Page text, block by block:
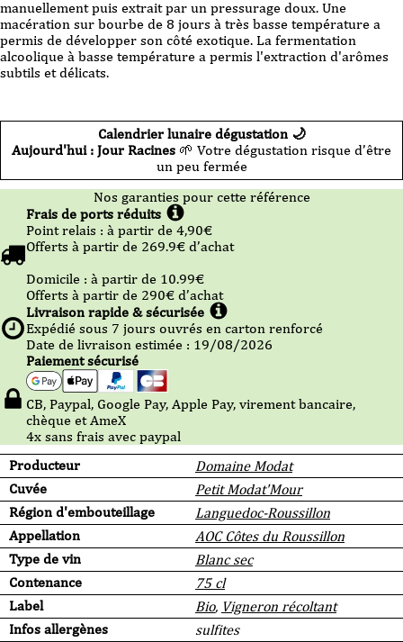
manuellement puis extrait par un pressurage doux. Une
macération sur bourbe de 8 jours à très basse température a
permis de développer son côté exotique. La fermentation
alcoolique à basse température a permis l'extraction d'arômes
subtils et délicats.
Calendrier lunaire dégustation 🌙
Aujourd'hui : Jour Racines 🌱 Votre dégustation risque d’être
un peu fermée
Producteur
Domaine Modat
Cuvée
Petit Modat'Mour
Région d'embouteillage
Languedoc-Roussillon
Appellation
AOC Côtes du Roussillon
Type de vin
Blanc sec
Contenance
75 cl
Label
Bio, Vigneron récoltant
Infos allergènes
sulfites
Nos garanties pour cette référence
Frais de ports réduits
Point relais : à partir de 4,90€
Offerts à partir de 269.9€ d’achat
Domicile : à partir de 10.99€
Offerts à partir de 290€ d’achat
Livraison rapide & sécurisée
Expédié sous 7 jours ouvrés en carton renforcé
Date de livraison estimée : 19/08/2026
Paiement sécurisé
CB, Paypal, Google Pay, Apple Pay, virement bancaire,
chèque et AmeX
4x sans frais avec paypal